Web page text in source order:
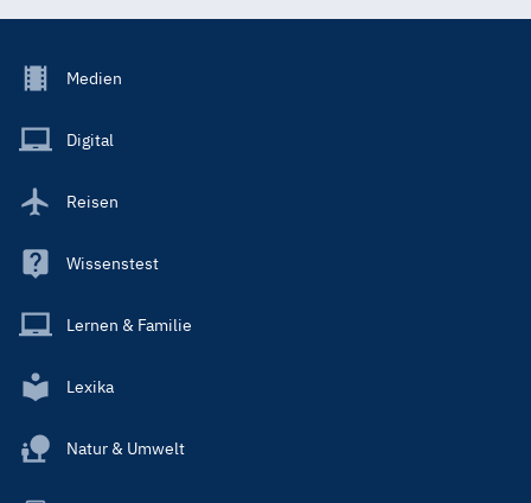
Footer
Main
Medien
Digital
Reisen
Wissenstest
Lernen & Familie
Lexika
Natur & Umwelt